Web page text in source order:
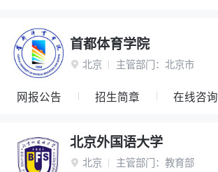
首都体育学院
 北京 主管部门： 北京市
网报公告 招生简章 在线咨询
北京外国语大学
 北京 主管部门： 教育部